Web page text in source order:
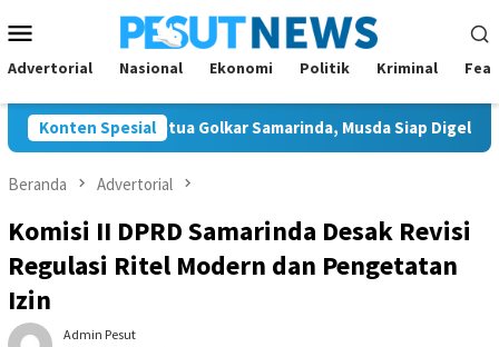
ke
kontenMobile
Advertorial Nasional Ekonomi Politik Kriminal
Konten Spesial
Tunggal Ketua Golkar Samarinda, Musda Siap Digelar 8
Beranda Advertorial
Komisi II DPRD Samarinda Desak Revisi
Regulasi Ritel Modern dan Pengetatan
Izin
Admin Pesut